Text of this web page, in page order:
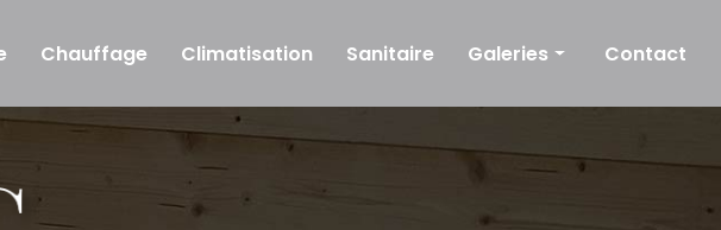
Chauffage Climatisation Sanitaire Galeries
Chauffage
Contact